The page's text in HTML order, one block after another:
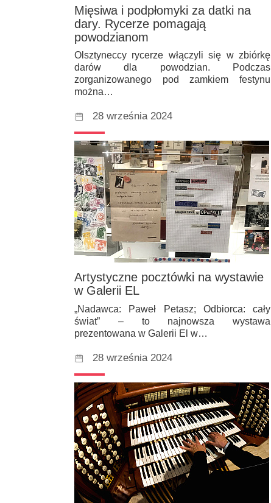
Mięsiwa i podpłomyki za datki na
dary. Rycerze pomagają
powodzianom
Olsztyneccy rycerze włączyli się w zbiórkę
darów dla powodzian. Podczas
zorganizowanego pod zamkiem festynu
można…
28 września 2024
Artystyczne pocztówki na wystawie
w Galerii EL
„Nadawca: Paweł Petasz; Odbiorca: cały
świat” – to najnowsza wystawa
prezentowana w Galerii El w…
28 września 2024